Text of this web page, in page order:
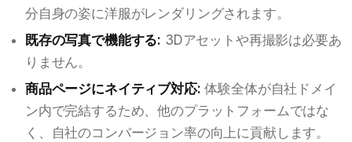
分自身の姿に洋服がレンダリングされます。
既存の写真で機能する: 3Dアセットや再撮影は必要あ
りません。
商品ページにネイティブ対応: 体験全体が自社ドメイ
ン内で完結するため、他のプラットフォームではな
く、自社のコンバージョン率の向上に貢献します。